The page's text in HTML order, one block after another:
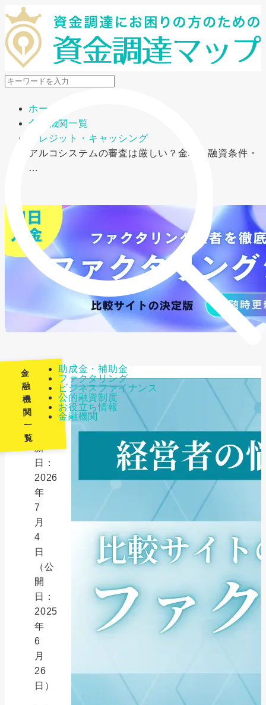
メニューを開閉
助成金・補助金
ファクタリング
ビジネスファイナンス
公的融資制度
お役立ち情報
金融機関
ホーム
金融機関一覧
クレジット・キャッシング
アルコシステムの審査は厳しい？金利・融資条件・
…
金
融
機
関
一
覧
新
日：
2026
年
7
月
4
日
（公
開
日：
2025
年
6
月
26
日）